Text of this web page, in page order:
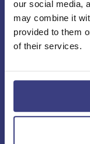
our social media,
may combine it
provided to them
of their services.
Keer
naar